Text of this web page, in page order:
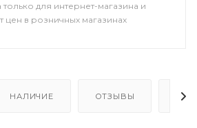
только для интернет-магазина и
цен в розничных магазинах
НАЛИЧИЕ ОТЗЫВЫ